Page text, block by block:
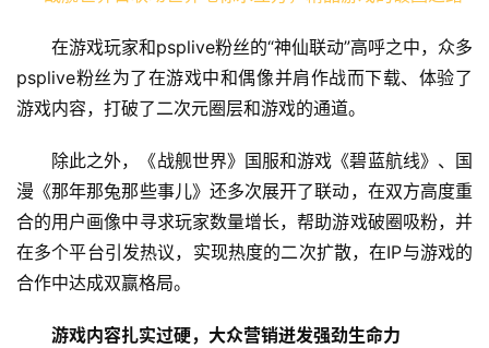
在游戏玩家和psplive粉丝的“神仙联动”高呼之中，众多
psplive粉丝为了在游戏中和偶像并肩作战而下载、体验了
游戏内容，打破了二次元圈层和游戏的通道。
除此之外，《战舰世界》国服和游戏《碧蓝航线》、国
漫《那年那兔那些事儿》还多次展开了联动，在双方高度重
合的用户画像中寻求玩家数量增长，帮助游戏破圈吸粉，并
在多个平台引发热议，实现热度的二次扩散，在IP与游戏的
合作中达成双赢格局。
游戏内容扎实过硬，大众营销迸发强劲生命力